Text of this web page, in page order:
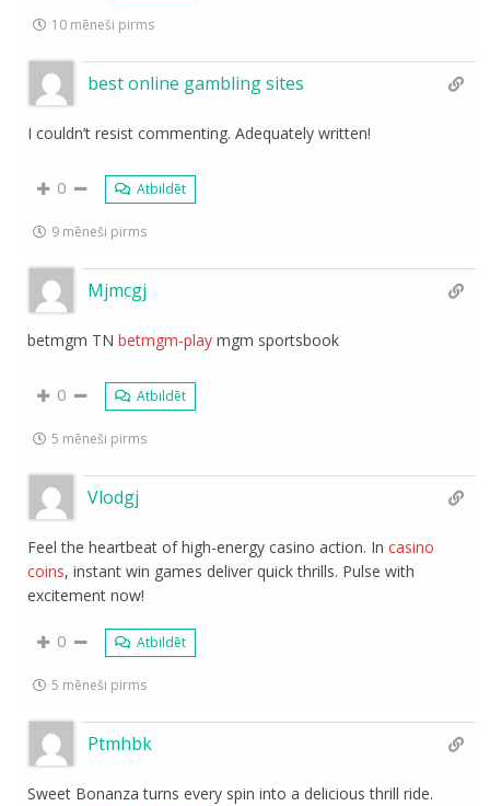
10 mēneši pirms
best online gambling sites
I couldn’t resist commenting. Adequately written!
0 Atbildēt
9 mēneši pirms
Mjmcgj
betmgm TNbetmgm-play mgm sportsbook
0 Atbildēt
5 mēneši pirms
Vlodgj
Feel the heartbeat of high-energy casino action. Incasino
coins, instant win games deliver quick thrills. Pulse with
excitement now!
0 Atbildēt
5 mēneši pirms
Ptmhbk
Sweet Bonanza turns every spin into a delicious thrill ride.